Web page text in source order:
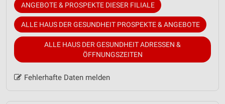
ANGEBOTE & PROSPEKTE DIESER FILIALE
ALLE HAUS DER GESUNDHEIT PROSPEKTE & ANGEBOTE
ALLE HAUS DER GESUNDHEIT ADRESSEN &
ÖFFNUNGSZEITEN
Fehlerhafte Daten melden